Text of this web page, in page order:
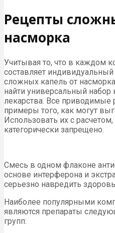
Рецепты
насморка
Учитывая то, что в каждом
составляет
сложных капель от
найти универсальный набор
лекарства. Все
примеры того, как могут
Использовать их с расчетом,
категорически запрещено.
Смесь в одном флаконе
основе интерферона и
серьезно навредить
Наиболее популярными
являются препараты
групп: